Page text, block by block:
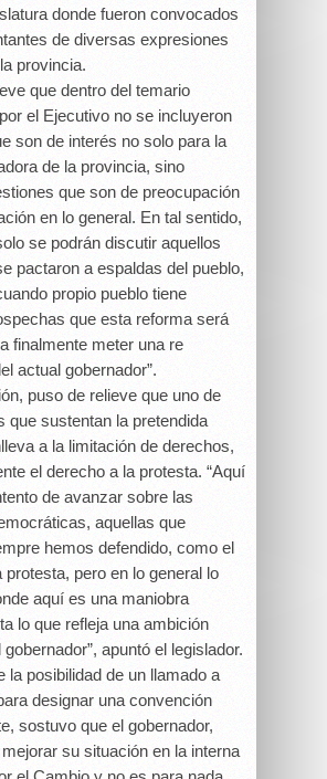
donde fueron convocados
de diversas expresiones
provincia.
que dentro del temario
el Ejecutivo no se incluyeron
son de interés no solo para la
de la provincia, sino
que son de preocupación
en lo general. En tal sentido,
se podrán discutir aquellos
pactaron a espaldas del pueblo,
propio pueblo tiene
que esta reforma será
finalmente meter una re
actual gobernador”.
puso de relieve que uno de
que sustentan la pretendida
a la limitación de derechos,
el derecho a la protesta. “Aquí
de avanzar sobre las
aquellas que
hemos defendido, como el
protesta, pero en lo general lo
aquí es una maniobra
lo que refleja una ambición
apuntó el legislador.
la posibilidad de un llamado a
designar una convención
sostuvo que el gobernador,
su situación en la interna